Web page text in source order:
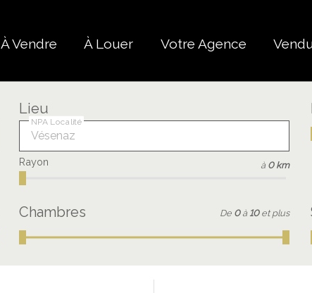
À Vendre À Louer Votre Agence
Lieu
NPA Localité
Rayon à 0 km
Chambres De 0 à 10 et plus